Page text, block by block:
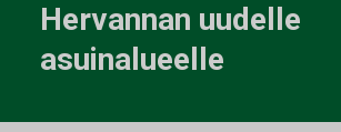
Hervannan uudelle
asuinalueelle